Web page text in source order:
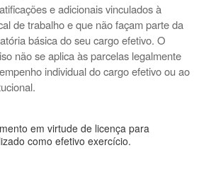
e adicionais vinculados à
de trabalho e que não façam parte da
básica do seu cargo efetivo. O
não se aplica às parcelas legalmente
individual do cargo efetivo ou ao
em virtude de licença para
como efetivo exercício.